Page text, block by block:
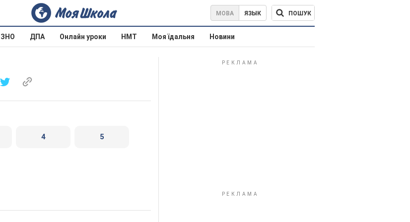
МОВА ЯЗЫК ПОШУК
ЗНО ДПА Онлайн уроки НМТ Моя їдальня Новини
4 5